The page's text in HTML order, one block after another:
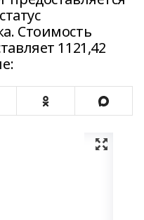
Стоимость
1121,42